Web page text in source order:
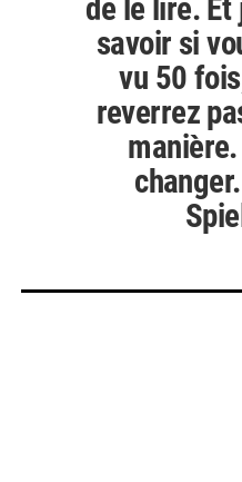
de le lire. Et
savoir si
vu 50
reverrez